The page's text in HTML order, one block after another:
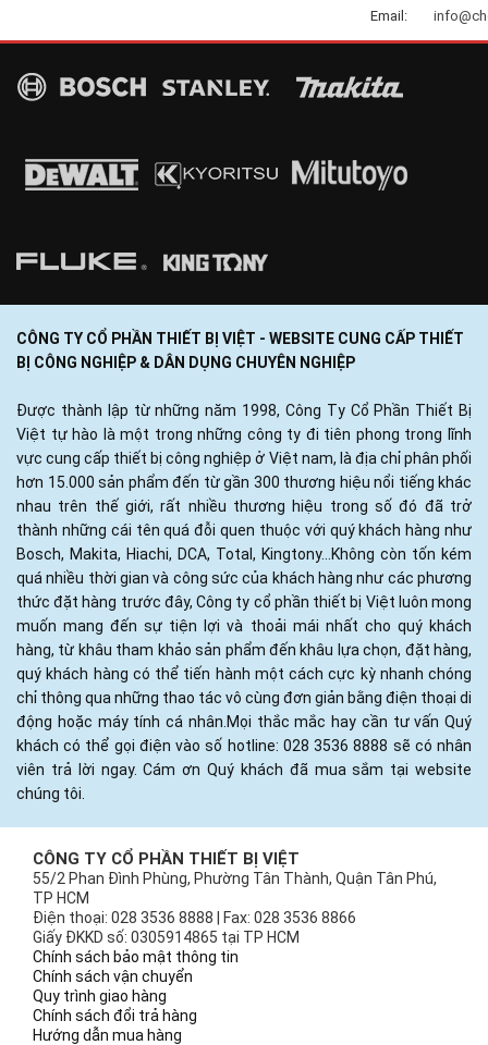
Email:
CÔNG TY CỔ PHẦN THIẾT BỊ VIỆT - WEBSITE CUNG CẤP THIẾT
BỊ CÔNG NGHIỆP & DÂN DỤNG CHUYÊN NGHIỆP
Được thành lập từ những năm 1998, Công Ty Cổ Phần Thiết Bị
Việt tự hào là một trong những công ty đi tiên phong trong lĩnh
vực cung cấp thiết bị công nghiệp ở Việt nam, là địa chỉ phân phối
hơn 15.000 sản phẩm đến từ gần 300 thương hiệu nổi tiếng khác
nhau trên thế giới, rất nhiều thương hiệu trong số đó đã trở
thành những cái tên quá đỗi quen thuộc với quý khách hàng như
Bosch, Makita, Hiachi, DCA, Total, Kingtony...Không còn tốn kém
quá nhiều thời gian và công sức của khách hàng như các phương
thức đặt hàng trước đây, Công ty cổ phần thiết bị Việt luôn mong
muốn mang đến sự tiện lợi và thoải mái nhất cho quý khách
hàng, từ khâu tham khảo sản phẩm đến khâu lựa chọn, đặt hàng,
quý khách hàng có thể tiến hành một cách cực kỳ nhanh chóng
chỉ thông qua những thao tác vô cùng đơn giản bằng điện thoại di
động hoặc máy tính cá nhân.Mọi thắc mắc hay cần tư vấn Quý
khách có thể gọi điện vào số hotline: 028 3536 8888 sẽ có nhân
viên trả lời ngay. Cám ơn Quý khách đã mua sắm tại website
chúng tôi.
CÔNG TY CỔ PHẦN THIẾT BỊ VIỆT
55/2 Phan Đình Phùng, Phường Tân Thành, Quận Tân Phú,
TP HCM
Điện thoại: 028 3536 8888 | Fax: 028 3536 8866
Giấy ĐKKD số: 0305914865 tại TP HCM
Chính sách bảo mật thông tin
Chính sách vận chuyển
Quy trình giao hàng
Chính sách đổi trả hàng
Hướng dẫn mua hàng